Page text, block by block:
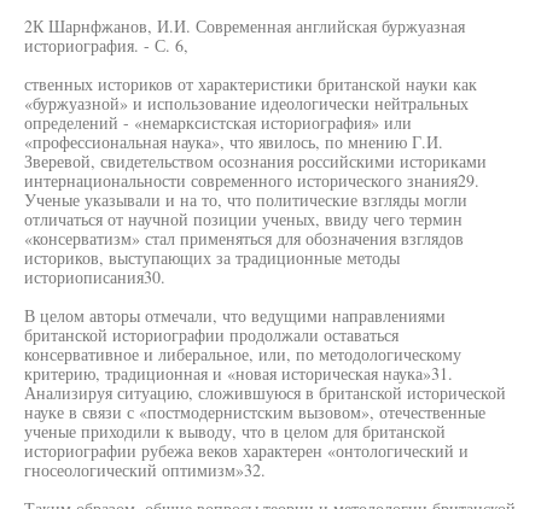
2К Шарнфжанов, И.И. Современная английская буржуазная
историография. - С. 6,
ственных историков от характеристики британской науки как
«буржуазной» и использование идеологически нейтральных
определений - «немарксистская историография» или
«профессиональная наука», что явилось, по мнению Г.И.
Зверевой, свидетельством осознания российскими историками
интернациональности современного исторического знания29.
Ученые указывали и на то, что политические взгляды могли
отличаться от научной позиции ученых, ввиду чего термин
«консерватизм» стал применяться для обозначения взглядов
историков, выступающих за традиционные методы
историописания30.
В целом авторы отмечали, что ведущими направлениями
британской историографии продолжали оставаться
консервативное и либеральное, или, по методологическому
критерию, традиционная и «новая историческая наука»31.
Анализируя ситуацию, сложившуюся в британской исторической
науке в связи с «постмодернистским вызовом», отечественные
ученые приходили к выводу, что в целом для британской
историографии рубежа веков характерен «онтологический и
гносеологический оптимизм»32.